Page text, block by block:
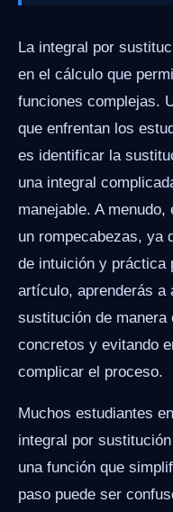
La integral por
en el cálculo que
funciones complejas.
que enfrentan los
es identificar la
una integral
manejable. A
un rompecabezas, ya
de intuición y práctica
artículo, aprenderás a
sustitución de manera
concretos y evitando
complicar el proceso.
Muchos estudiantes
integral por
una función que
paso puede ser